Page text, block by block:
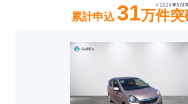
※2026年5月
累計申込 31万件突